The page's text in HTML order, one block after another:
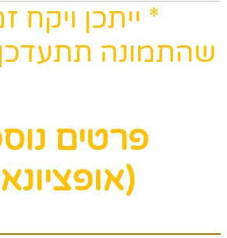
* ייתכן ויקח
שהתמונה
פרטים